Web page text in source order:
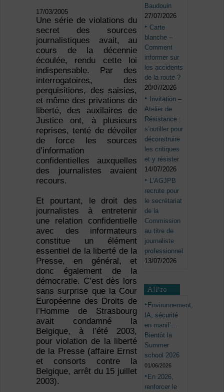
17/03/2005
Une série de violations du
secret des sources
journalistiques avait, au
cours de la décennie
écoulée, rendu cette loi
indispensable. Par des
interrogatoires, des
perquisitions, des saisies,
et même des privations de
liberté, des auxilaires de
Justice ont, à plusieurs
reprises, tenté de dévoiler
de force les sources
d’information
confidentielles auxquelles
des journalistes avaient
recours.
Et pourtant, le droit des
journalistes à entretenir
une relation confidentielle
avec des informateurs
constitue un élément
essentiel de la liberté de la
Presse, en général, et
donc également de la
démocratie. C’est dès lors
sans surprise que la Cour
Européenne des Droits de
l’Homme de Strasbourg
avait condamné la
Belgique, à l’été 2003,
pour violation de la liberté
de la Presse (affaire Ernst
et consorts contre la
Belgique, arrêt du 15 juillet
2003).
Baudouin
27/07/2026
Carte
blanche –
Comment
informer sur
les accidents
de la route ?
20/07/2026
Invitation –
Atelier de
Résistance :
s’outiller pour
déconstruire
les critiques
et y résister
14/07/2026
L’AGJPB
recrute pour
le secrétariat
de la
Commission
au titre de
journaliste
professionnel
13/07/2026
AJPro
Environnement,
IA, sécurité
en manif’…
Bientôt la
Summer
school 2026
01/06/2026
En 2026,
renforcer le